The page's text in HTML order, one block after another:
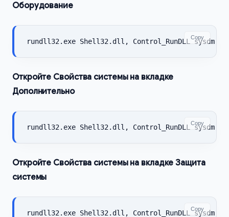
Оборудование
rundll32.exe Shell32.dll, Control_RunDLLCopy
Откройте Свойства системы на вкладке
Дополнительно
rundll32.exe Shell32.dll, Control_RunDLLCopy
Откройте Свойства системы на вкладке Защита
системы
rundll32.exe Shell32.dll, Control_RunDLLCopy